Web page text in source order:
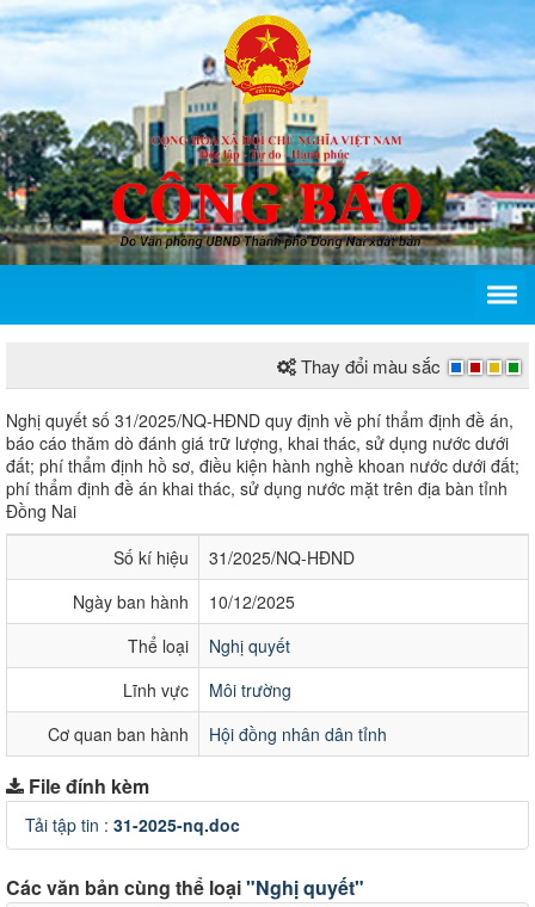
Thay đổi màu sắc
Nghị quyết số 31/2025/NQ-HĐND quy định về phí
Nghị quyết số 31/2025/NQ-HĐND quy định về phí thẩm định đề án,
báo cáo thăm dò đánh giá trữ lượng, khai thác, sử dụng nước dưới
đất; phí thẩm định hồ sơ, điều kiện hành nghề khoan nước dưới đất;
phí thẩm định đề án khai thác, sử dụng nước mặt trên địa bàn tỉnh
Đồng Nai
Số kí hiệu
31/2025/NQ-HĐND
Ngày ban hành
10/12/2025
Thể loại
Nghị quyết
Lĩnh vực
Môi trường
Cơ quan ban hành
Hội đồng nhân dân tỉnh
File đính kèm
Tải tập tin : 31-2025-nq.doc
Các văn bản cùng thể loại"Nghị quyết"